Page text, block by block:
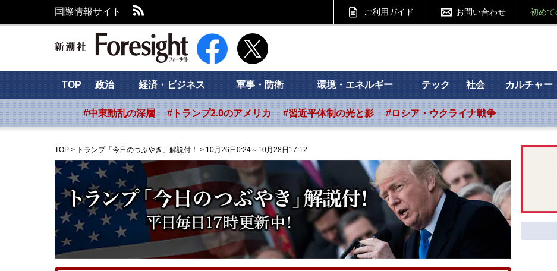
国際情報サイト ご利用ガイド お問い合わせ 初めて
新潮社 Foresight フォーサイト
TOP 政治 経済・ビジネス 軍事・防衛 環境・エネルギー テック 社会 カルチャー
#中東動乱の深層 #トランプ2.0のアメリカ #習近平体制の光と影 #ロシア・ウクライナ戦争
TOP > トランプ「今日のつぶやき」解説付！ > 10月26日0:24～10月28日17:12